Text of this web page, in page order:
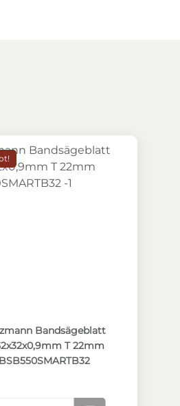
Bandsägeblatt
T 22mm
BSB550SMARTB32